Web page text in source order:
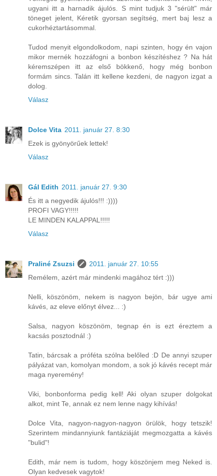
ugyani itt a harnadik ájulós. S mint tudjuk 3 "sérült" már
töneget jelent, Kéretik gyorsan segítség, mert baj lesz a
cukorhéztartásommal.
Tudod menyit elgondolkodom, napi szinten, hogy én vajon
mikor mernék hozzáfogni a bonbon készítéshez ? Na hát
kéremszépen itt az első bökkenő, hogy még bonbon
formám sincs. Talán itt kellene kezdeni, de nagyon izgat a
dolog.
Válasz
Dolce Vita 2011. január 27. 8:30
Ezek is gyönyörűek lettek!
Válasz
Gál Edith 2011. január 27. 9:30
És itt a negyedik ájulós!!! :))))
PROFI VAGY!!!!!
LE MINDEN KALAPPAL!!!!!
Válasz
Praliné Zsuzsi
2011. január 27. 10:55
Remélem, azért már mindenki magához tért :)))
Nelli, köszönöm, nekem is nagyon bejön, bár ugye ami
kávés, az eleve előnyt élvez... :)
Salsa, nagyon köszönöm, tegnap én is ezt éreztem a
kacsás posztodnál :)
Tatin, bárcsak a próféta szólna belőled :D De annyi szuper
pályázat van, komolyan mondom, a sok jó kávés recept már
maga nyeremény!
Viki, bonbonforma pedig kell! Aki olyan szuper dolgokat
alkot, mint Te, annak ez nem lenne nagy kihívás!
Dolce Vita, nagyon-nagyon-nagyon örülök, hogy tetszik!
Szerintem mindannyiunk fantáziáját megmozgatta a kávés
"bulid"!
Edith, már nem is tudom, hogy köszönjem meg Neked is.
Olyan kedvesek vagytok!